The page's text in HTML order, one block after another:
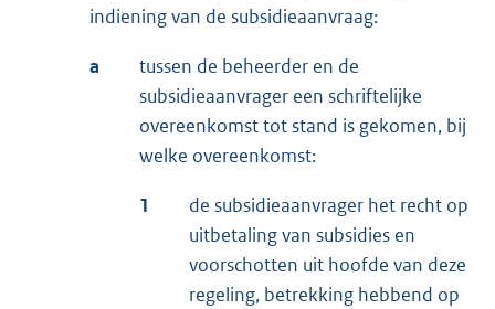
indiening van de subsidieaanvraag:
a
tussen de beheerder en de
subsidieaanvrager een schriftelijke
overeenkomst tot stand is gekomen, bij
welke overeenkomst:
1
de subsidieaanvrager het recht op
uitbetaling van subsidies en
voorschotten uit hoofde van deze
regeling, betrekking hebbend op